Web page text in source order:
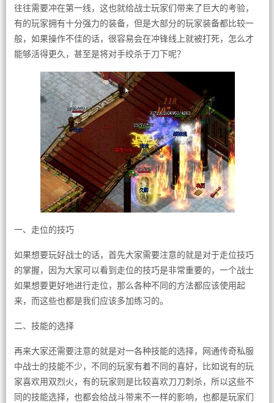
往往需要冲在第一线，这也就给战士玩家们带来了巨大的考验，
有的玩家拥有十分强力的装备，但是大部分的玩家装备都比较一
般，如果操作不佳的话，很容易会在冲锋线上就被打死，怎么才
能够活得更久，甚至是将对手绞杀于刀下呢？
一、走位的技巧
如果想要玩好战士的话，首先大家需要注意的就是对于走位技巧
的掌握，因为大家可以看到走位的技巧是非常重要的，一个战士
如果想要更好地进行走位，那么各种不同的方法都应该使用起
来，而这些也都是我们应该多加练习的。
二、技能的选择
再来大家还需要注意的就是对一各种技能的选择，网通传奇私服
中战士的技能不少，不同的玩家有着不同的喜好，比如说有的玩
家喜欢用双烈火，有的玩家则是比较喜欢刀刀刺杀，所以这些不
同的技能选择，也都会给战斗带来不一样的影响，也都是玩家们